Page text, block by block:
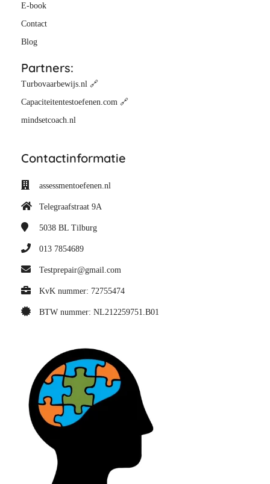
E-book
Contact
Blog
Partners:
Turbovaarbewijs.nl 🔗
Capaciteitentestoefenen.com 🔗
mindsetcoach.nl
Contactinformatie
assessmentoefenen.nl
Telegraafstraat 9A
5038 BL Tilburg
013 7854689
Testprepair@gmail.com
KvK nummer: 72755474
BTW nummer: NL212259751.B01